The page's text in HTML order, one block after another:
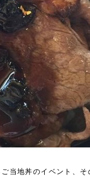
当地丼のイベント、そ